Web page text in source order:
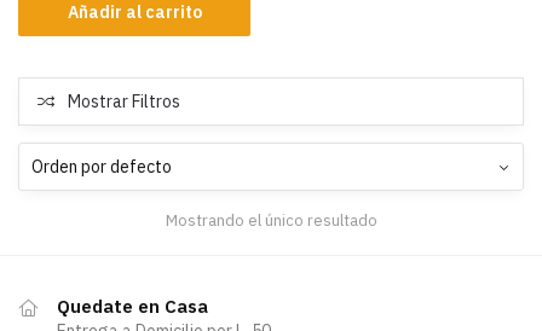
Añadir al carrito
Mostrar Filtros
Mostrando el único resultado
Quedate en Casa